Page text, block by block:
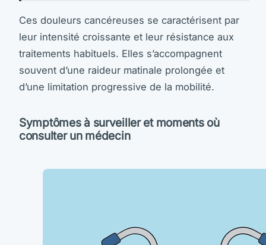
Ces douleurs cancéreuses se caractérisent par
leur intensité croissante et leur résistance aux
traitements habituels. Elles s’accompagnent
souvent d’une raideur matinale prolongée et
d’une limitation progressive de la mobilité.
Symptômes à surveiller et moments où
consulter un médecin